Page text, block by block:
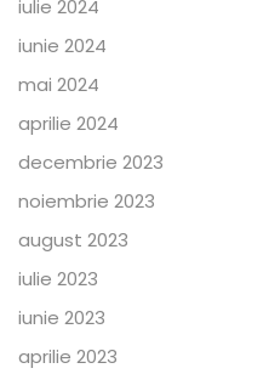
iulie 2024
iunie 2024
mai 2024
aprilie 2024
decembrie 2023
noiembrie 2023
august 2023
iulie 2023
iunie 2023
aprilie 2023